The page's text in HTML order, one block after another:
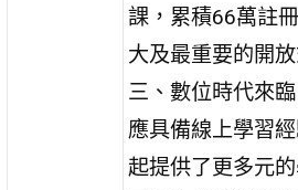
課，累積66萬註
大及最重要的開
三、數位時代來
應具備線上學習
起提供了更多元